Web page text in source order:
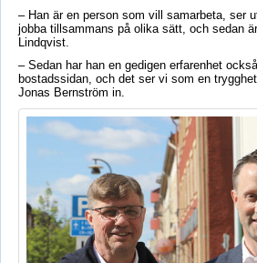
– Han är en person som vill samarbeta, ser
jobba tillsammans på olika sätt, och sedan
Lindqvist.
– Sedan har han en gedigen erfarenhet
bostadssidan, och det ser vi som en
Jonas Bernström in.